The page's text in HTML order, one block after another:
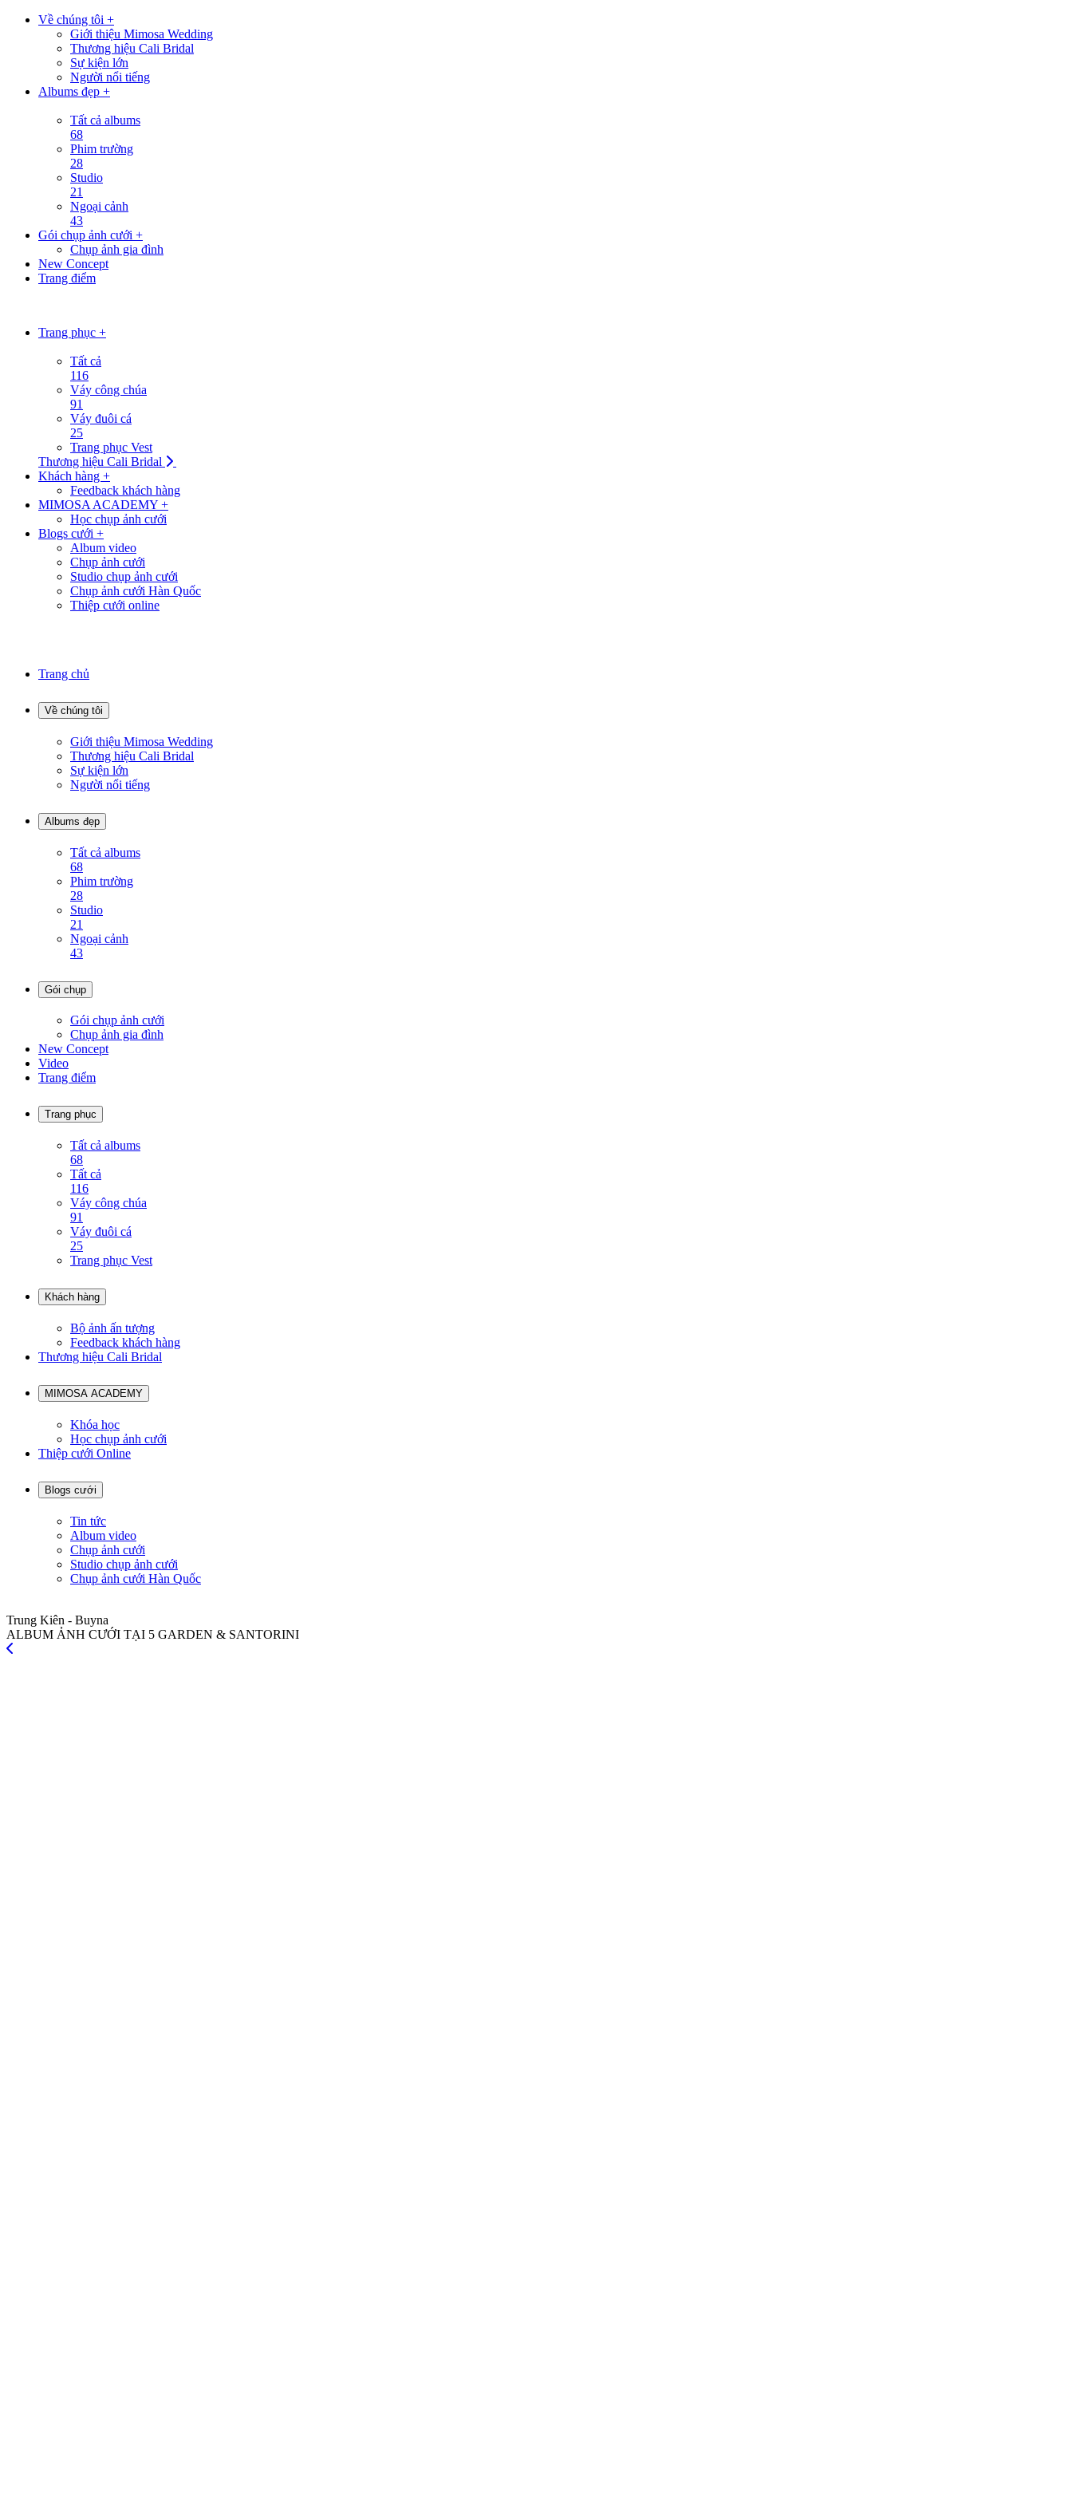
Về chúng tôi +
Giới thiệu Mimosa Wedding
Thương hiệu Cali Bridal
Sự kiện lớn
Người nổi tiếng
Albums đẹp +
Tất cả albums
68
Phim trường
28
Studio
21
Ngoại cảnh
43
Gói chụp ảnh cưới +
Chụp ảnh gia đình
New Concept
Trang điểm
Trang phục +
Tất cả
116
Váy công chúa
91
Váy đuôi cá
25
Trang phục Vest
Thương hiệu Cali Bridal
Khách hàng +
Feedback khách hàng
MIMOSA ACADEMY +
Học chụp ảnh cưới
Blogs cưới +
Album video
Chụp ảnh cưới
Studio chụp ảnh cưới
Chụp ảnh cưới Hàn Quốc
Thiệp cưới online
Trang chủ
Về chúng tôi
Giới thiệu Mimosa Wedding
Thương hiệu Cali Bridal
Sự kiện lớn
Người nổi tiếng
Albums đẹp
Tất cả albums
68
Phim trường
28
Studio
21
Ngoại cảnh
43
Gói chụp
Gói chụp ảnh cưới
Chụp ảnh gia đình
New Concept
Video
Trang điểm
Trang phục
Tất cả albums
68
Tất cả
116
Váy công chúa
91
Váy đuôi cá
25
Trang phục Vest
Khách hàng
Bộ ảnh ấn tượng
Feedback khách hàng
Thương hiệu Cali Bridal
MIMOSA ACADEMY
Khóa học
Học chụp ảnh cưới
Thiệp cưới Online
Blogs cưới
Tin tức
Album video
Chụp ảnh cưới
Studio chụp ảnh cưới
Chụp ảnh cưới Hàn Quốc
Trung Kiên - Buyna
ALBUM ẢNH CƯỚI TẠI 5 GARDEN & SANTORINI